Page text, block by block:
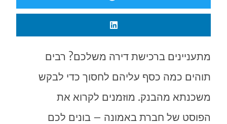
מתעניינים ברכישת דירה משלכם? רבים
תוהים כמה כסף עליהם לחסוך כדי לבקש
משכנתא מהבנק. מוזמנים לקרוא את
הפוסט של חברת באמונה – בונים לכם